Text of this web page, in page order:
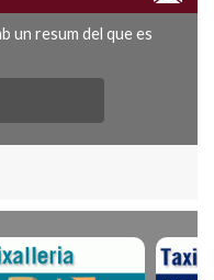
un resum del que es